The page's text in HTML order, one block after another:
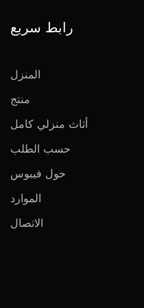
رابط سريع
المنزل
منتج
أثاث منزلي كامل
حسب الطلب
حول فيبوس
الموارد
الاتصال